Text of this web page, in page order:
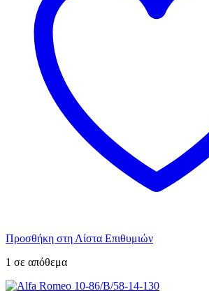
Προσθήκη στη Λίστα Επιθυμιών
1 σε απόθεμα